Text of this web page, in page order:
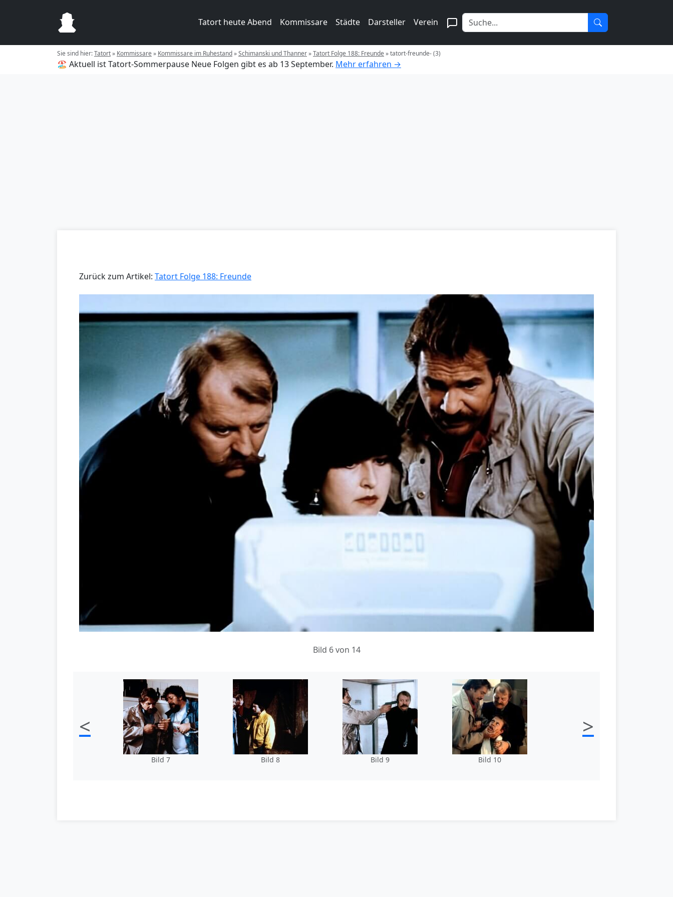
Tatort heute Abend Kommissare Städte Darsteller Verein
Sie sind hier:Tatort» Kommissare» Kommissare im Ruhestand»Schimanski und Thanner»Tatort Folge 188: Freunde»tatort-freunde- (3)
🏖️ Aktuell ist Tatort-Sommerpause Neue Folgen gibt es ab 13 September. Mehr erfahren →
Zurück zum Artikel: Tatort Folge 188: Freunde
Bild 6 von 14
<
Bild 7 Bild 8 Bild 9 Bild 10
>